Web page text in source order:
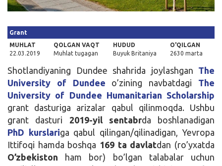
Grant
MUHLAT
22.03.2019
QOLGAN VAQT
Muhlat tugagan
HUDUD
Buyuk Britaniya
O'QILGAN
2630 marta
Shotlandiyaning Dundee shahrida joylashgan The
University of Dundee o’zining navbatdagi The
University of Dundee Humanitarian Scholarship
grant dasturiga arizalar qabul qilinmoqda. Ushbu
grant dasturi 2019-yil sentabrda boshlanadigan
PhD kurslariga qabul qilingan/qilinadigan, Yevropa
Ittifoqi hamda boshqa 169 ta davlatdan (ro’yxatda
O’zbekiston ham bor) bo’lgan talabalar uchun